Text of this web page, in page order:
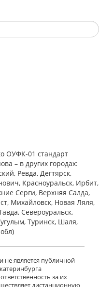
ОУФК-01 стандарт
– в других городах:
Ревда, Дегтярск,
Красноуральск, Ирбит,
Cерги, Верхняя Салда,
Михайловск, Новая Ляля,
Североуральск,
Туринск, Шаля,
не является публичной
за их
дистанционную